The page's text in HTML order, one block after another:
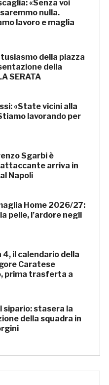
«Senza voi
nulla.
lavoro e maglia
della piazza
della
SERATA
«State vicini alla
lavorando per
Sgarbi è
arriva in
Napoli
Home 2026/27:
pelle, l’ardore negli
4, il calendario della
Caratese
prima trasferta a
sipario: stasera la
della squadra in